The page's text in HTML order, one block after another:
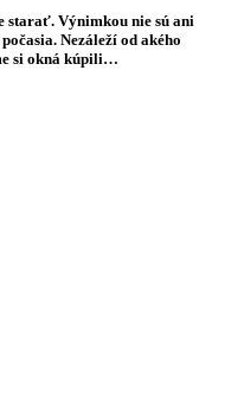
starať. Výnimkou nie sú ani
Nezáleží od akého
si okná kúpili…